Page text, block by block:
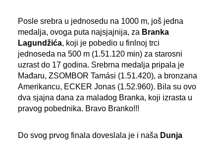
Posle srebra u jednosedu na 1000 m, još jedna
medalja, ovoga puta najsjajnija, za Branka
Lagundžića, koji je pobedio u finlnoj trci
jednoseda na 500 m (1.51.120 min) za starosni
uzrast do 17 godina. Srebrna medalja pripala je
Mađaru, ZSOMBOR Tamási (1.51.420), a bronzana
Amerikancu, ECKER Jonas (1.52.960). Bila su ovo
dva sjajna dana za maladog Branka, koji izrasta u
pravog pobednika. Bravo Branko!!!
Do svog prvog finala doveslala je i naša Dunja